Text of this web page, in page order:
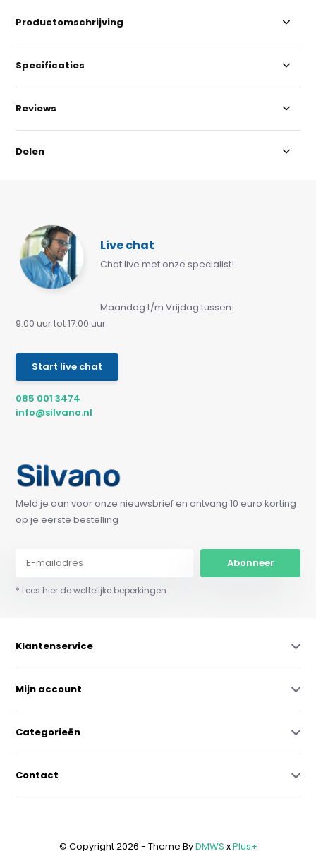
Productomschrijving
Specificaties
Reviews
Delen
Live chat
Chat live met onze specialist!
Maandag t/m Vrijdag tussen:
9:00 uur tot 17:00 uur
Start live chat
085 001 3474
info@silvano.nl
Meld je aan voor onze nieuwsbrief en ontvang 10 euro korting
op je eerste bestelling
Abonneer
* Lees hier de wettelijke beperkingen
Klantenservice
Mijn account
Categorieën
Contact
© Copyright 2026 - Theme ByDMWS xPlus+